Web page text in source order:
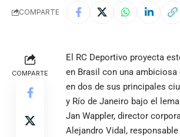
COMPARTE
COMPARTE
El RC Deportivo proyecta
en Brasil con una ambiciosa
en dos de sus principales
y Río de Janeiro bajo el lema
Jan Wappler, director
Alejandro Vidal, responsable